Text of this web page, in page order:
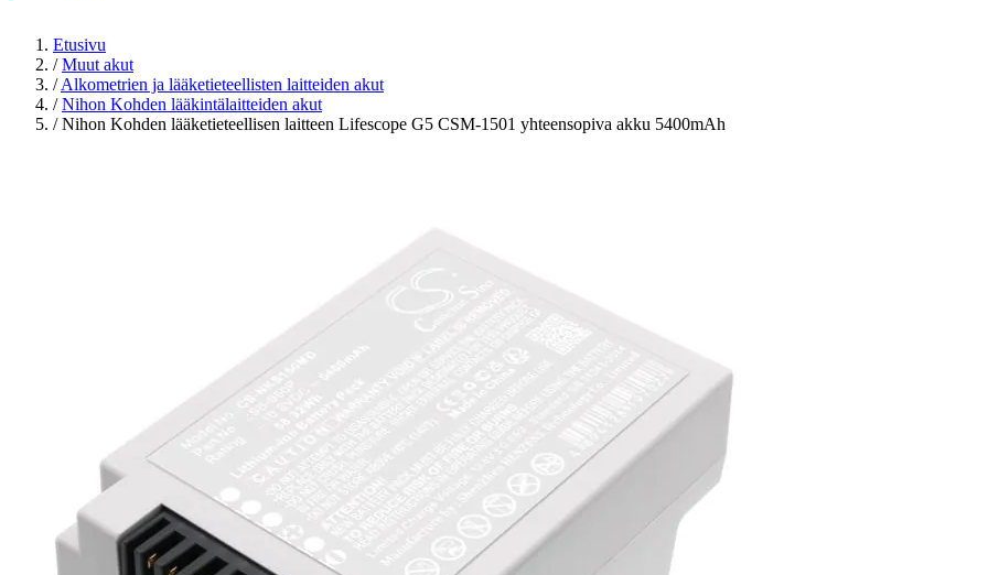
Etusivu
/ Muut akut
/ Alkometrien ja lääketieteellisten laitteiden akut
/ Nihon Kohden lääkintälaitteiden akut
/ Nihon Kohden lääketieteellisen laitteen Lifescope G5 CSM-1501 yhteensopiva akku 5400mAh